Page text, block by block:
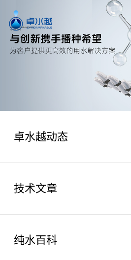
卓水越动态
技术文章
纯水百科